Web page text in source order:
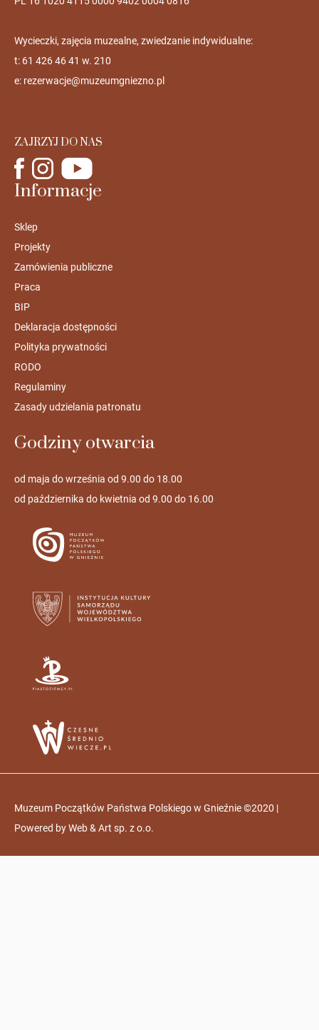
Wycieczki, zajęcia muzealne, zwiedzanie indywidualne:
t: 61 426 46 41 w. 210
e: rezerwacje@muzeumgniezno.pl
ZAJRZYJ DO NAS
Informacje
Sklep
Projekty
Zamówienia publiczne
Praca
BIP
Deklaracja dostępności
Polityka prywatności
RODO
Regulaminy
Zasady udzielania patronatu
Godziny otwarcia
od maja do września od 9.00 do 18.00
od października do kwietnia od 9.00 do 16.00
Muzeum Początków Państwa Polskiego w Gnieźnie ©2020 |
Powered byWeb & Art sp. z o.o.